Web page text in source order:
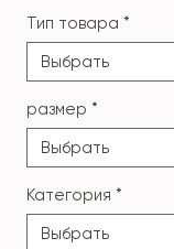
Тип товара *
Выбрать
размер *
Выбрать
Категория *
Выбрать